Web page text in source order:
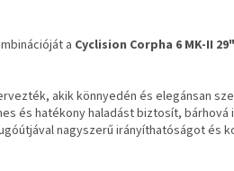
a Cyclision Corpha 6 MK-II 29"
akik könnyedén és elegánsan
és hatékony haladást biztosít, bárhová
nagyszerű irányíthatóságot és